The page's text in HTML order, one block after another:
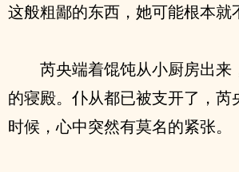
这般粗鄙的东西，她可能根本就
芮央端着馄饨从小厨房出来
的寝殿。仆从都已被支开了，芮
时候，心中突然有莫名的紧张。